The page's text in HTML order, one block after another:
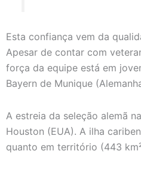
Esta confiança vem da
Apesar de contar com
força da equipe está em
Bayern de Munique
A estreia da seleção alemã
Houston (EUA). A ilha
quanto em território (443